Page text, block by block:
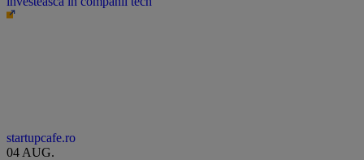
startupcafe.ro
04 AUG.